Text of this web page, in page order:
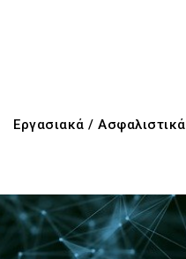
Εργασιακά / Ασφαλιστικά